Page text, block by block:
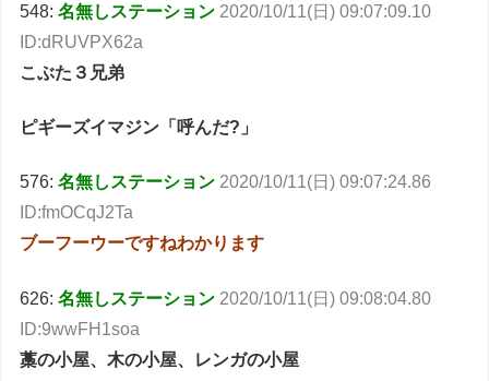
548:名無しステーション 2020/10/11(日) 09:07:09.10
ID:dRUVPX62a
こぶた３兄弟
ピギーズイマジン「呼んだ?」
576:名無しステーション 2020/10/11(日) 09:07:24.86
ID:fmOCqJ2Ta
ブーフーウーですねわかります
626:名無しステーション 2020/10/11(日) 09:08:04.80
ID:9wwFH1soa
藁の小屋、木の小屋、レンガの小屋